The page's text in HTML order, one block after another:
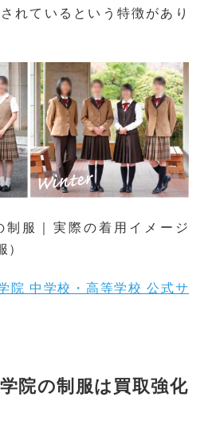
れているという特徴があり
服｜実際の着用イメージ
院 中学校・高等学校 公式サ
院の制服は買取強化